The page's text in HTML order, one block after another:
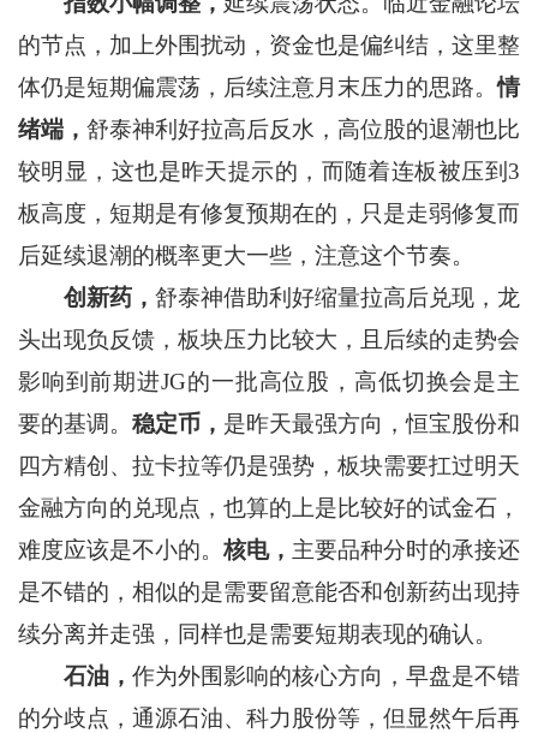
的节点，加上外围扰动，资金也是偏纠结，这里整
体仍是短期偏震荡，后续注意月末压力的思路。情
绪端， 舒泰神利好拉高后反水，高位股的退潮也比
较明显，这也是昨天提示的，而随着连板被压到3
板高度，短期是有修复预期在的，只是走弱修复而
后延续退潮的概率更大一些，注意这个节奏。
创新药， 舒泰神借助利好缩量拉高后兑现，龙
头出现负反馈，板块压力比较大，且后续的走势会
影响到前期进JG的一批高位股，高低切换会是主
要的基调。 稳定币， 是昨天最强方向，恒宝股份和
四方精创、拉卡拉等仍是强势，板块需要扛过明天
金融方向的兑现点，也算的上是比较好的试金石，
难度应该是不小的。核电， 主要品种分时的承接还
是不错的，相似的是需要留意能否和创新药出现持
续分离并走强，同样也是需要短期表现的确认。
石油， 作为外围影响的核心方向，早盘是不错
的分歧点，通源石油、科力股份等，但显然午后再